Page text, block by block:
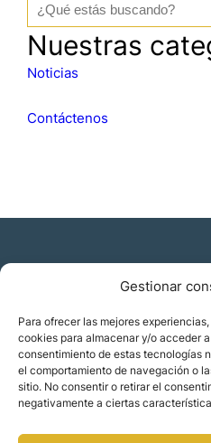
Gestionar
Para ofrecer las mejores
cookies para almacenar y/o acceder
consentimiento de estas tecnologías
el comportamiento de navegación o
sitio. No consentir o retirar el
negativamente a ciertas
s
c
a
Nuestras
Noticias
Contáctenos
Residencia y
Migración
Nómadas
Colabora
Quiénes